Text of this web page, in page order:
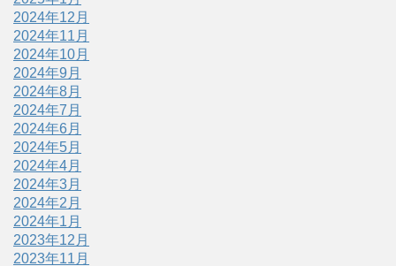
2024年12月
2024年11月
2024年10月
2024年9月
2024年8月
2024年7月
2024年6月
2024年5月
2024年4月
2024年3月
2024年2月
2024年1月
2023年12月
2023年11月